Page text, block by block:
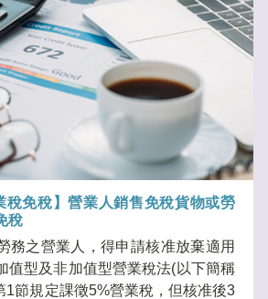
稅免稅】營業人銷售免稅貨物或勞
稅
務之營業人，得申請核准放棄適用
值型及非加值型營業稅法(以下簡稱
1節規定課徵5%營業稅，但核准後3